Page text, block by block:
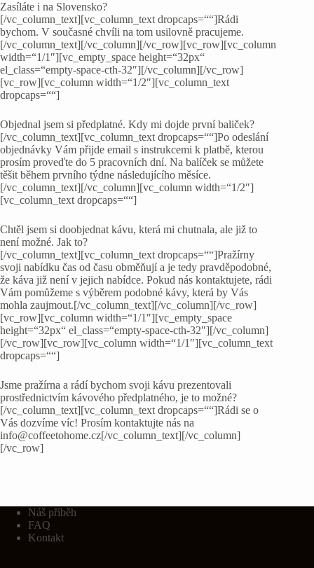
Zasíláte i na Slovensko?
[/vc_column_text][vc_column_text dropcaps=““]Rádi
bychom. V současné chvíli na tom usilovně pracujeme.
[/vc_column_text][/vc_column][/vc_row][vc_row][vc_column
width=“1/1″][vc_empty_space height=“32px“
el_class=“empty-space-cth-32″][/vc_column][/vc_row]
[vc_row][vc_column width=“1/2″][vc_column_text
dropcaps=““]
Objednal jsem si předplatné. Kdy mi dojde první baliček?
[/vc_column_text][vc_column_text dropcaps=““]Po odeslání
objednávky Vám přijde email s instrukcemi k platbě, kterou
prosím proveďte do 5 pracovních dní. Na balíček se můžete
těšit během prvního týdne následujícího měsíce.
[/vc_column_text][/vc_column][vc_column width=“1/2″]
[vc_column_text dropcaps=““]
Chtěl jsem si doobjednat kávu, která mi chutnala, ale již to
není možné. Jak to?
[/vc_column_text][vc_column_text dropcaps=““]Pražírny
svoji nabídku čas od času obměňují a je tedy pravděpodobné,
že káva již není v jejich nabídce. Pokud nás kontaktujete, rádi
Vám pomůžeme s výběrem podobné kávy, která by Vás
mohla zaujmout.[/vc_column_text][/vc_column][/vc_row]
[vc_row][vc_column width=“1/1″][vc_empty_space
height=“32px“ el_class=“empty-space-cth-32″][/vc_column]
[/vc_row][vc_row][vc_column width=“1/1″][vc_column_text
dropcaps=““]
Jsme pražírna a rádí bychom svoji kávu prezentovali
prostřednictvím kávového předplatného, je to možné?
[/vc_column_text][vc_column_text dropcaps=““]Rádi se o
Vás dozvíme víc! Prosím kontaktujte nás na
info@coffeetohome.cz[/vc_column_text][/vc_column]
[/vc_row]
Náš příběh
FAQ
Kontakt